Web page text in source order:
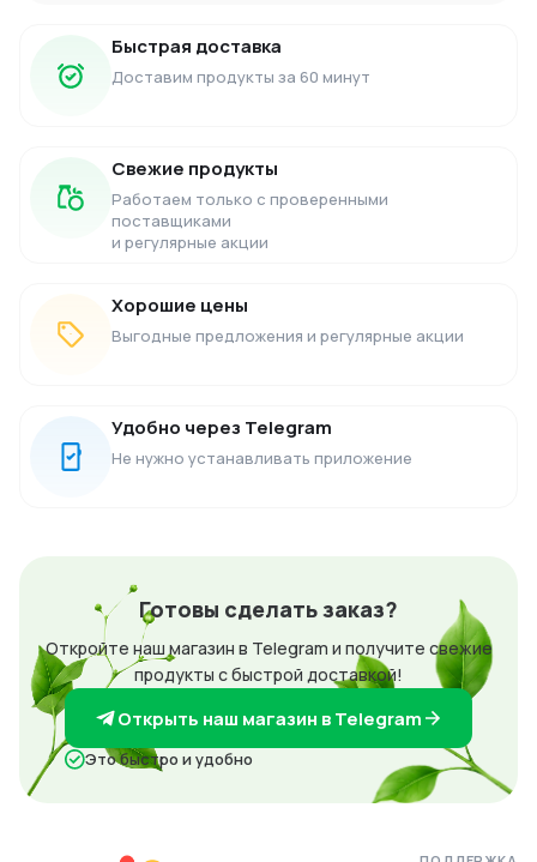
Быстрая доставка
Доставим продукты за 60 минут
Свежие продукты
Работаем только с проверенными
поставщиками
и регулярные акции
Хорошие цены
Выгодные предложения и регулярные акции
Удобно через Telegram
Не нужно устанавливать приложение
Готовы сделать заказ?
Откройте наш магазин в Telegram и получите свежие
продукты с быстрой доставкой!
Открыть наш магазин в Telegram
Это быстро и удобно